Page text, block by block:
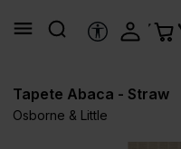
springen
HILFSTOOLS
Tapete Abaca - Straw
Osborne & Little